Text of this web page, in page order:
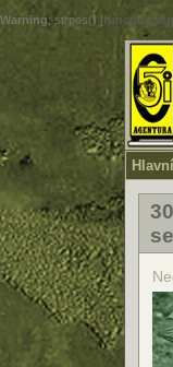
Warning: strpos() [